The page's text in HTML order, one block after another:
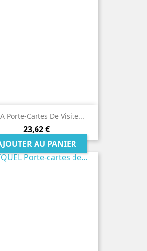
Porte-Cartes De Visite...
Prix
23,62 €
AU PANIER